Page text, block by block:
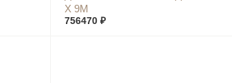
Х 9М
756470 ₽